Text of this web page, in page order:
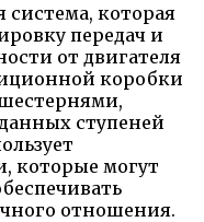
система, которая
передач и
от двигателя
коробки
ступеней
которые могут
отношения.